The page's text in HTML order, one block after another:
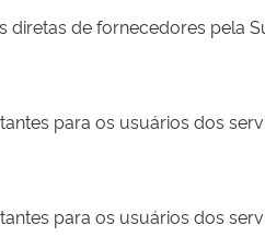
diretas de fornecedores pela
para os usuários dos
para os usuários dos